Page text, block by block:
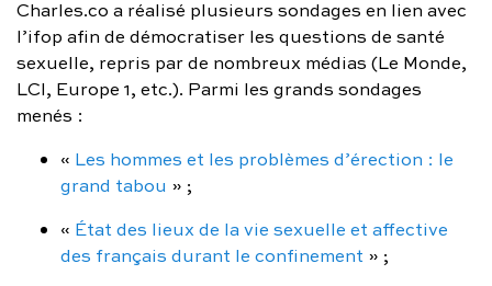
Charles.co a réalisé plusieurs sondages en lien avec
l’ifop afin de démocratiser les questions de santé
sexuelle, repris par de nombreux médias (Le Monde,
LCI, Europe 1, etc.). Parmi les grands sondages
menés :
« Les hommes et les problèmes d’érection : le
grand tabou » ;
« État des lieux de la vie sexuelle et affective
des français durant le confinement » ;